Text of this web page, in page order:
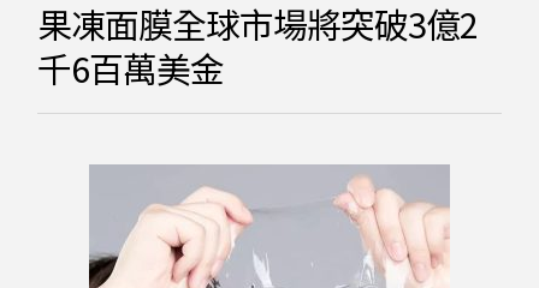
果凍面膜全球市場將突破3億2
千6百萬美金